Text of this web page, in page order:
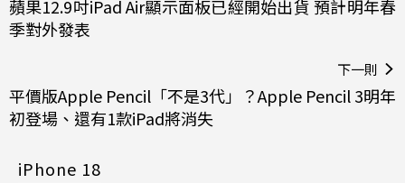
蘋果12.9吋iPad Air顯示面板已經開始出貨 預計明年春
季對外發表
下一則
平價版Apple Pencil「不是3代」？Apple Pencil 3明年
初登場、還有1款iPad將消失
iPhone 18